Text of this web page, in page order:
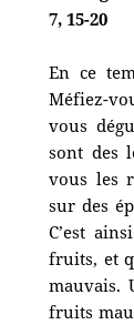
7, 15-20
En ce
Méfiez-
vous
sont des
vous les
sur des
C’est
fruits, et
mauvais.
fruits